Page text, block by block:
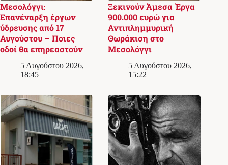
Μεσολόγγι:
Επανέναρξη έργων
ύδρευσης από 17
Αυγούστου – Ποιες
οδοί θα επηρεαστούν
5 Αυγούστου 2026,
18:45
Ξεκινούν Άμεσα Έργα
900.000 ευρώ για
Αντιπλημμυρική
Θωράκιση στο
Μεσολόγγι
5 Αυγούστου 2026,
15:22